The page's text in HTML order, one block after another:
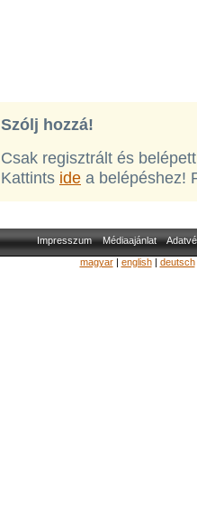
Szólj hozzá!
Csak regisztrált és
Kattints ide a belépéshez!
Impresszum Médiaajánlat
magyar| english| deutsch